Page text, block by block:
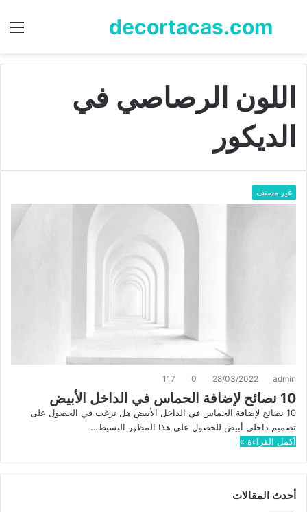
decortacas.com
بحث
اللون الرصاصي في
الديكور
غير مصنف
admin
28/03/2022
0
117
10 نصائح لإضافة الحماس في الداخل الأبيض
10 نصائح لإضافة الحماس في الداخل الأبيض هل ترغب في الحصول على
تصميم داخلي أبيض للحصول على هذا المظهر البسيط…
أكمل القراءة »
أحدث المقالات